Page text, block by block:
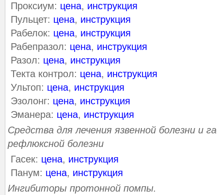
Проксиум: цена, инструкция
Пульцет: цена, инструкция
Рабелок: цена, инструкция
Рабепразол: цена, инструкция
Разол: цена, инструкция
Текта контрол: цена, инструкция
Ультоп: цена, инструкция
Эзолонг: цена, инструкция
Эманера: цена, инструкция
Средства для лечения язвенной болезни и
рефлюксной болезни
Гасек: цена, инструкция
Панум: цена, инструкция
Ингибиторы протонной помпы.